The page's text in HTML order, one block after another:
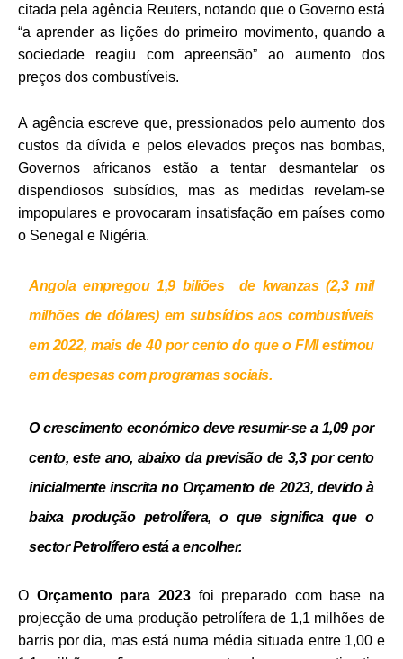
citada pela agência Reuters, notando que o Governo está
“a aprender as lições do primeiro movimento, quando a
sociedade reagiu com apreensão” ao aumento dos
preços dos combustíveis.
A agência escreve que, pressionados pelo aumento dos
custos da dívida e pelos elevados preços nas bombas,
Governos africanos estão a tentar desmantelar os
dispendiosos subsídios, mas as medidas revelam-se
impopulares e provocaram insatisfação em países como
o Senegal e Nigéria.
Angola empregou 1,9 biliões de kwanzas (2,3 mil
milhões de dólares) em subsídios aos combustíveis
em 2022, mais de 40 por cento do que o FMI estimou
em despesas com programas sociais.
O crescimento económico deve resumir-se a 1,09 por
cento, este ano, abaixo da previsão de 3,3 por cento
inicialmente inscrita no Orçamento de 2023, devido à
baixa produção petrolífera, o que significa que o
sector Petrolífero está a encolher.
O Orçamento para 2023foi preparado com base na
projecção de uma produção petrolífera de 1,1 milhões de
barris por dia, mas está numa média situada entre 1,00 e